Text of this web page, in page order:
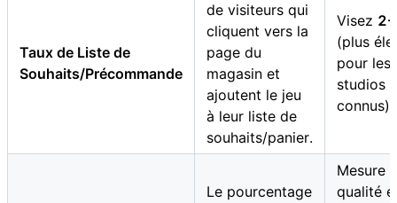
Taux de Liste de
Souhaits/Précommande
de visiteurs qui
cliquent vers la
page du
magasin et
ajoutent le jeu
à leur liste de
souhaits/panier.
Visez 2-
(plus
pour les
studios
connus).
Le pourcentage
Mesure
qualité